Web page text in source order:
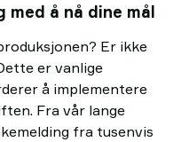
med å nå dine mål
Er ikke
er vanlige
å implementere
Fra vår lange
fra tusenvis